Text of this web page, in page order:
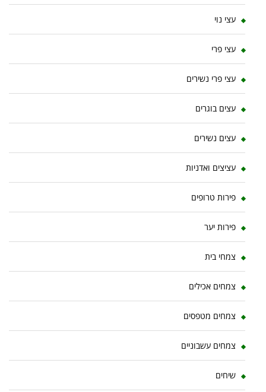
עצי נוי
עצי פרי
עצי פרי נשירים
עצים בוגרים
עצים נשירים
עציצים ואדניות
פירות טרופים
פירות יער
צמחי בית
צמחים אכילים
צמחים מטפסים
צמחים עשבוניים
שיחים